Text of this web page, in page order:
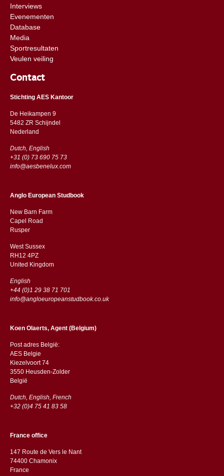
Interviews
Evenementen
Database
Media
Sportresultaten
Veulen veiling
Contact
Stichting AES Kantoor
De Heikampen 9
5482 ZR Schijndel
​​Nederland
Dutch, English
+31 (0) 73 690 75 73
info@aesbenelux.com
Anglo European Studbook
New Barn Farm
Capel Road
​​Rusper
West Sussex
RH12 4PZ
​​United Kingdom
English
+44 (0)1 29 38 71 701
info@angloeuropeanstudbook.co.uk
Koen Olaerts, Agent (Belgium)
Post adres België:
AES Belgie
Kiezelvoort 74
3550 Heusden-Zolder
België
Dutch, English, French
+32 (0)4 75 41 83 58
France office
147 Route de Vers le Nant
74400 Chamonix
France